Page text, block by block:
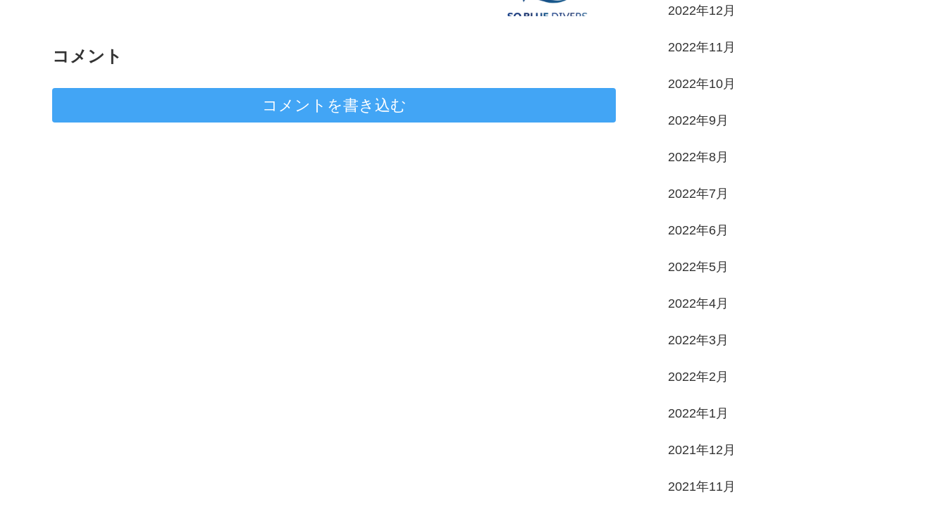
コメント
コメントを書き込む
2022年12月
2022年11月
2022年10月
2022年9月
2022年8月
2022年7月
2022年6月
2022年5月
2022年4月
2022年3月
2022年2月
2022年1月
2021年12月
2021年11月